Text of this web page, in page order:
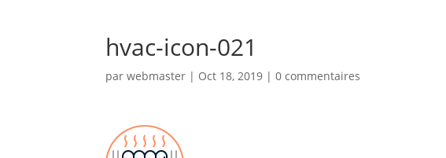
hvac-icon-021
parwebmaster | Oct 18, 2019 |0 commentaires